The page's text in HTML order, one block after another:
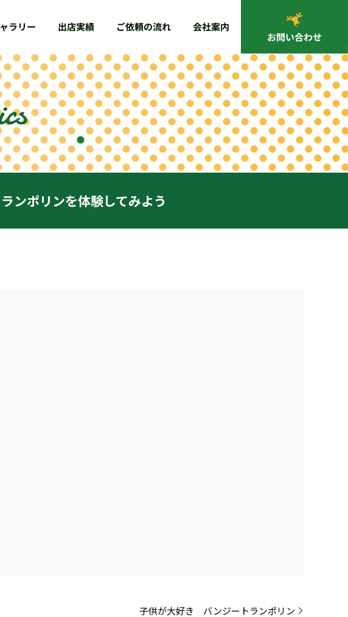
お問い合わせ
ラリー 出店実績 ご依頼の流れ 会社案内
ンポリンを体験してみよう
子供が大好き バンジートランポリン